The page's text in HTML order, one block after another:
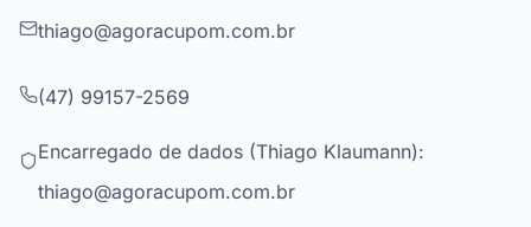
thiago@agoracupom.com.br
(47) 99157-2569
Encarregado de dados (Thiago Klaumann):
thiago@agoracupom.com.br